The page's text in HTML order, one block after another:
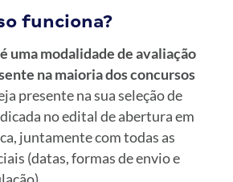
funciona?
uma modalidade de avaliação
na maioria dos concursos
presente na sua seleção de
no edital de abertura em
juntamente com todas as
(datas, formas de envio e